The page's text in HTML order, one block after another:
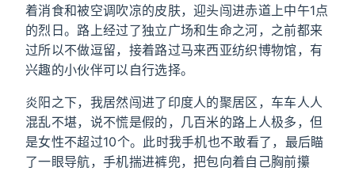
着消食和被空调吹凉的皮肤，迎头闯进赤道上中午1点
的烈日。路上经过了独立广场和生命之河，之前都来
过所以不做逗留，接着路过马来西亚纺织博物馆，有
兴趣的小伙伴可以自行选择。
炎阳之下，我居然闯进了印度人的聚居区，车车人人
混乱不堪，说不慌是假的，几百米的路上人极多，但
是女性不超过10个。此时我手机也不敢看了，最后瞄
了一眼导航，手机揣进裤兜，把包向着自己胸前攥